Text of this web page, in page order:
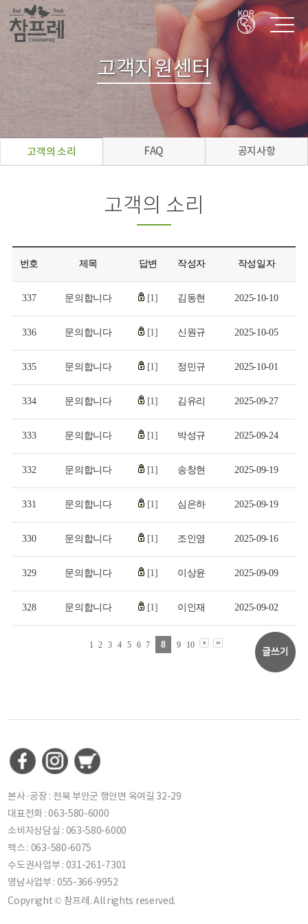
KOR
고객지원센터
고객의 소리 FAQ 공지사항
고객의 소리
번호 제목 답변 작성자 작성일자
337 문의합니다 [1] 김동현 2025-10-10
336 문의합니다 [1] 신원규 2025-10-05
335 문의합니다 [1] 정민규 2025-10-01
334 문의합니다 [1] 김유리 2025-09-27
333 문의합니다 [1] 박성규 2025-09-24
332 문의합니다 [1] 송창현 2025-09-19
331 문의합니다 [1] 심은하 2025-09-19
330 문의합니다 [1] 조인영 2025-09-16
329 문의합니다 [1] 이상윤 2025-09-09
328 문의합니다 [1] 이인재 2025-09-02
1 2 3 4 5 6 7 8 9 10
본사·공장 : 전북 부안군 행안면 옥여길 32-29
대표전화 : 063-580-6000
소비자상담실 : 063-580-6000
팩스 : 063-580-6075
수도권사업부 : 031-261-7301
영남사업부 : 055-366-9952
Copyright © 참프레. All rights reserved.